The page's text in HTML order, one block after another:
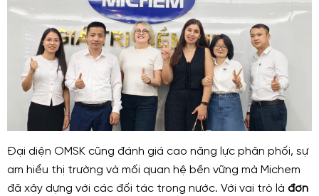
Đại diện OMSK cũng đánh giá cao năng lực phân phối, sự
am hiểu thị trường và mối quan hệ bền vững mà Michem
đã xây dựng với các đối tác trong nước. Với vai trò là đơn